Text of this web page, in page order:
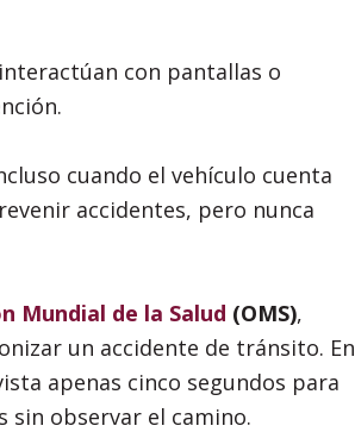
con pantallas o
cuando el vehículo cuenta
accidentes, pero nunca
Mundial de la Salud (OMS),
un accidente de tránsito. En
apenas cinco segundos para
sin observar el camino.